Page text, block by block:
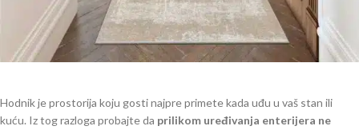
Hodnik je prostorija koju gosti najpre primete kada uđu u vaš stan ili
kuću. Iz tog razloga probajte da prilikom uređivanja enterijera ne